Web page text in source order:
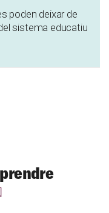
poden deixar de
sistema educatiu